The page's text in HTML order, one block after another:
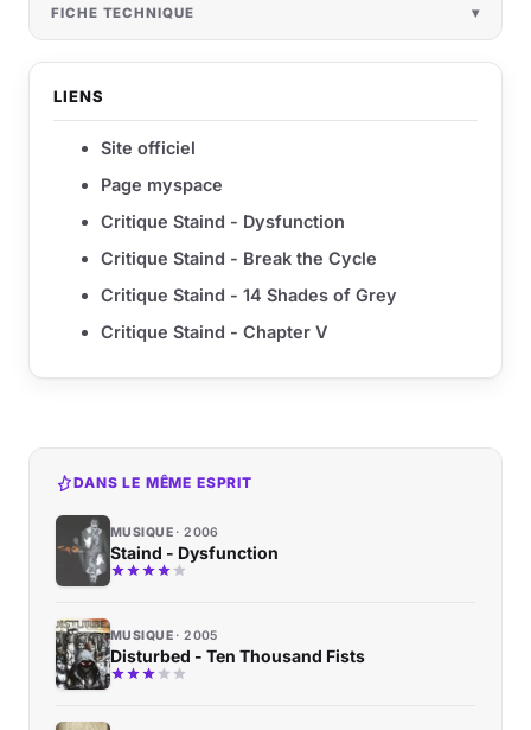
FICHE TECHNIQUE
LIENS
Site officiel
Page myspace
Critique Staind - Dysfunction
Critique Staind - Break the Cycle
Critique Staind - 14 Shades of Grey
Critique Staind - Chapter V
DANS LE MÊME ESPRIT
MUSIQUE 2006
Staind - Dysfunction
MUSIQUE 2005
Disturbed - Ten Thousand Fists